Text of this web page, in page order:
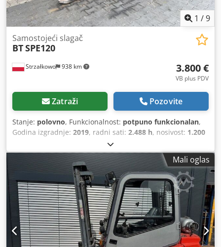
1 /9
Strzałkowo 938 km
Samostojeći slagač
BTSPE120
3.800 €
VB plus PDV
Zatraži Pozovite
Stanje: polovno, Funkcionalnost: potpuno funkcionalan,
Godina izgradnje: 2019, radni sati: 2.488 h, nosivost: 1.200
4.500 mm
17.674 mm, vrsta goriva:električni, vrsta jarbola:triplex,
građevinska visina:2.112 mm , vrsta pogona: Elektro,
Mali oglas